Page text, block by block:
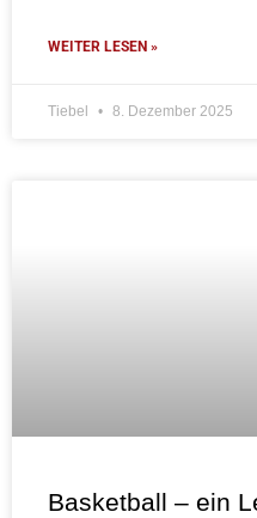
WEITER LESEN »
Tiebel 8. Dezember 2025
Basketball – ein